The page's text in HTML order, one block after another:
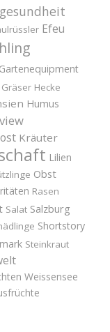
Efeu
Gartenequipment
Gräser Hecke
Humus
Kräuter
Lilien
Obst
Rasen
Salat Salzburg
Shortstory
Steinkraut
Weissensee